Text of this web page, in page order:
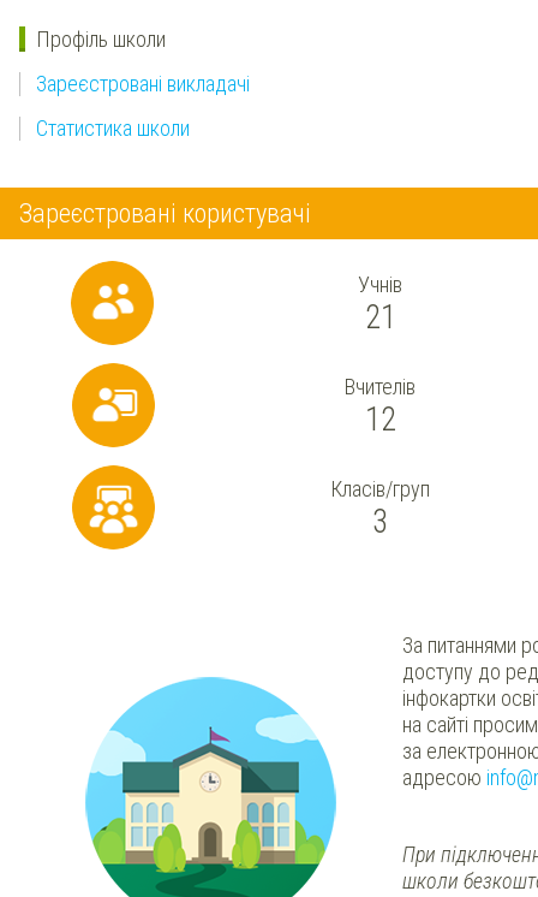
Профіль школи
Зареєстровані викладачі
Статистика школи
Зареєстровані користувачі
Учнів
21
Вчителів
12
Класів/груп
3
За питаннями
доступу до
інфокартки
на сайті
за
адресою
При
школи